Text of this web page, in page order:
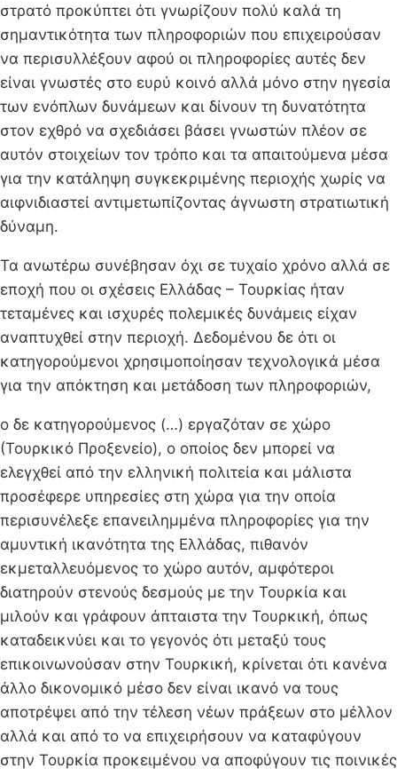
στρατό προκύπτει ότι γνωρίζουν πολύ καλά τη
σημαντικότητα των πληροφοριών που επιχειρούσαν
να περισυλλέξουν αφού οι πληροφορίες αυτές δεν
είναι γνωστές στο ευρύ κοινό αλλά μόνο στην ηγεσία
των ενόπλων δυνάμεων και δίνουν τη δυνατότητα
στον εχθρό να σχεδιάσει βάσει γνωστών πλέον σε
αυτόν στοιχείων τον τρόπο και τα απαιτούμενα μέσα
για την κατάληψη συγκεκριμένης περιοχής χωρίς να
αιφνιδιαστεί αντιμετωπίζοντας άγνωστη στρατιωτική
δύναμη.
Τα ανωτέρω συνέβησαν όχι σε τυχαίο χρόνο αλλά σε
εποχή που οι σχέσεις Ελλάδας – Τουρκίας ήταν
τεταμένες και ισχυρές πολεμικές δυνάμεις είχαν
αναπτυχθεί στην περιοχή. Δεδομένου δε ότι οι
κατηγορούμενοι χρησιμοποίησαν τεχνολογικά μέσα
για την απόκτηση και μετάδοση των πληροφοριών,
ο δε κατηγορούμενος (…) εργαζόταν σε χώρο
(Τουρκικό Προξενείο), ο οποίος δεν μπορεί να
ελεγχθεί από την ελληνική πολιτεία και μάλιστα
προσέφερε υπηρεσίες στη χώρα για την οποία
περισυνέλεξε επανειλημμένα πληροφορίες για την
αμυντική ικανότητα της Ελλάδας, πιθανόν
εκμεταλλευόμενος το χώρο αυτόν, αμφότεροι
διατηρούν στενούς δεσμούς με την Τουρκία και
μιλούν και γράφουν άπταιστα την Τουρκική, όπως
καταδεικνύει και το γεγονός ότι μεταξύ τους
επικοινωνούσαν στην Τουρκική, κρίνεται ότι κανένα
άλλο δικονομικό μέσο δεν είναι ικανό να τους
αποτρέψει από την τέλεση νέων πράξεων στο μέλλον
αλλά και από το να επιχειρήσουν να καταφύγουν
στην Τουρκία προκειμένου να αποφύγουν τις ποινικές